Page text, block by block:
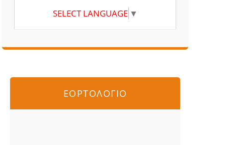
SELECT LANGUAGE ▼
ΕΟΡΤΟΛΟΓΙΟ